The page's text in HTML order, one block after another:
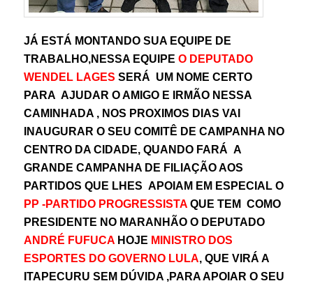
JÁ ESTÁ MONTANDO SUA EQUIPE DE
TRABALHO,NESSA EQUIPEO DEPUTADO
WENDEL LAGES SERÁ UM NOME CERTO
PARA AJUDAR O AMIGO E IRMÃO NESSA
CAMINHADA , NOS PROXIMOS DIAS VAI
INAUGURAR O SEU COMITÊ DE CAMPANHA NO
CENTRO DA CIDADE, QUANDO FARÁ A
GRANDE CAMPANHA DE FILIAÇÃO AOS
PARTIDOS QUE LHES APOIAM EM ESPECIAL O
PP -PARTIDO PROGRESSISTA QUE TEM COMO
PRESIDENTE NO MARANHÃO O DEPUTADO
ANDRÉ FUFUCA HOJE MINISTRO DOS
ESPORTES DO GOVERNO LULA, QUE VIRÁ A
ITAPECURU SEM DÚVIDA ,PARA APOIAR O SEU